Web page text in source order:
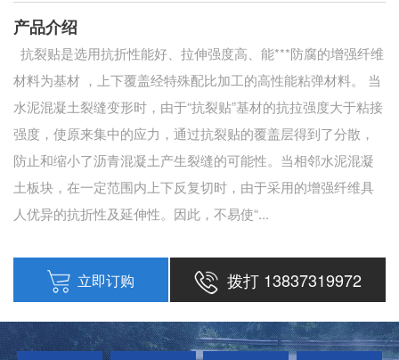
产品介绍
抗裂贴是选用抗折性能好、拉伸强度高、能***防腐的增强纤维
材料为基材 ，上下覆盖经特殊配比加工的高性能粘弹材料。 当
水泥混凝土裂缝变形时，由于“抗裂贴”基材的抗拉强度大于粘接
强度，使原来集中的应力，通过抗裂贴的覆盖层得到了分散，
防止和缩小了沥青混凝土产生裂缝的可能性。当相邻水泥混凝
土板块，在一定范围内上下反复切时，由于采用的增强纤维具
人优异的抗折性及延伸性。因此，不易使“...
立即订购 拨打 13837319972